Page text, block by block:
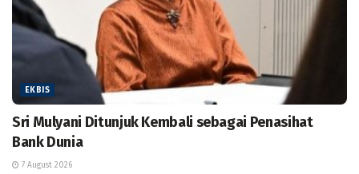
EKBIS
Sri Mulyani Ditunjuk Kembali sebagai Penasihat
Bank Dunia
7 August 2026